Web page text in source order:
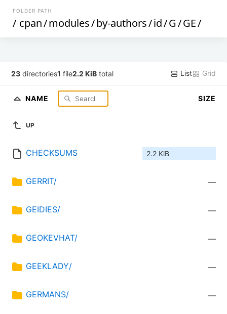
FOLDER PATH
/ cpan/modules/by-authors/id/G/GE/
23 directories1 file2.2 KiB total List Grid
NAME SIZE
UP
CHECKSUMS 2.2 KiB
GERRIT/ —
GEIDIES/ —
GEOKEVHAT/ —
GEEKLADY/ —
GERMANS/ —